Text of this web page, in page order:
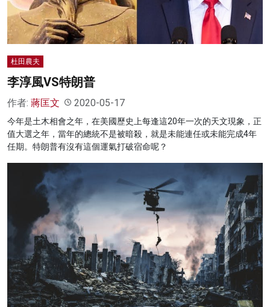
杜田農夫
李淳風VS特朗普
作者: 蔣匡文 2020-05-17
今年是土木相會之年，在美國歷史上每逢這20年一次的天文現象，正
值大選之年，當年的總統不是被暗殺，就是未能連任或未能完成4年
任期。特朗普有沒有這個運氣打破宿命呢？